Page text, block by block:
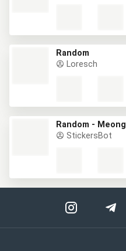
Random
Loresch
Random - Meong
StickersBot